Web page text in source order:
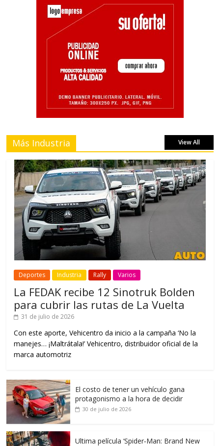
Más Industria View All
Deportes Industria Rally Varios
La FEDAK recibe 12 Sinotruk Bolden
para cubrir las rutas de La Vuelta
31 de julio de 2026
Con este aporte, Vehicentro da inicio a la campaña ‘No la
manejes… ¡Maltrátala!’ Vehicentro, distribuidor oficial de la
marca automotriz
El costo de tener un vehículo gana
protagonismo a la hora de decidir
30 de julio de 2026
Ultima película ‘Spider‑Man: Brand New